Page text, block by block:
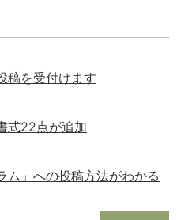
稿を受付けます
式22点が追加
ム」への投稿方法がわかる